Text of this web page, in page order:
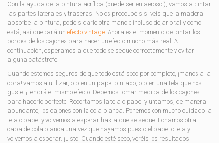
Con la ayuda de la pintura acrílica (puede ser en aerosol), vamos a pintar
las partes laterales y traseras. No os preocupéis si veis que la madera
absorbe la pintura, podéis darle otra mano e incluso dejarlo tal y como
está, así quedará un efecto vintage. Ahora es el momento de pintar los
bordes de los cajones para hacer un efecto mucho más real. A
continuación, esperamos a que todo se seque correctamente y evitar
alguna catástrofe.
Cuando estemos seguros de que todo está seco por completo, ¡manos a la
obra! vamos a utilizar, o bien un papel pintado, o bien una tela que nos
guste. ¡Tendrá el mismo efecto. Debemos tomar medida de los cajones
para hacerlo perfecto. Recortamos la tela o papel y untamos, de manera
abundante, los cajones con la cola blanca. Ponemos con mucho cuidado la
tela o papel y volvemos a esperar hasta que se seque. Echamos otra
capa de cola blanca una vez que hayamos puesto el papel o tela y
volvemos a esperar. ¡Listo! Cuando esté seco, veréis los resultados